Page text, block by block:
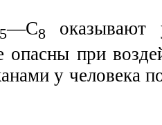
5—С8 оказывают
при
у человека